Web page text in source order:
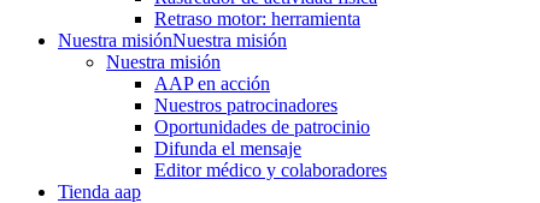
Retraso motor: herramienta
Nuestra misiónNuestra misión
Nuestra misión
AAP en acción
Nuestros patrocinadores
Oportunidades de patrocinio
Difunda el mensaje
Editor médico y colaboradores
Tienda aap